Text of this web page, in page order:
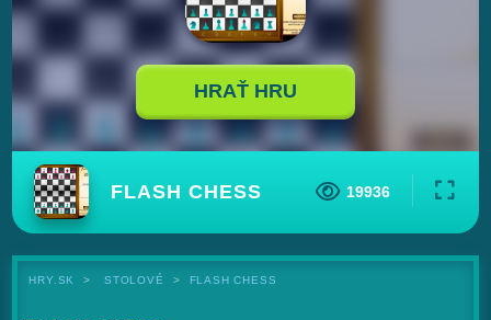
HRAŤ HRU
FLASH CHESS 19936
HRY.SK STOLOVÉ FLASH CHESS